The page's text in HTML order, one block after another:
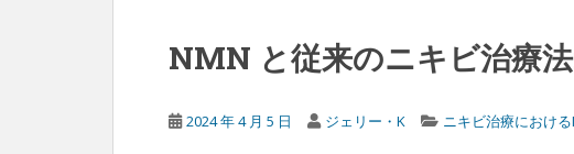
NMN と従来のニキビ治療
2024 年 4 月 5 日 ジェリー・K ニキビ治療におけ